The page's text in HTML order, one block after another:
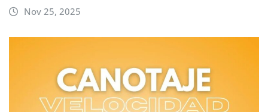
Nov 25, 2025